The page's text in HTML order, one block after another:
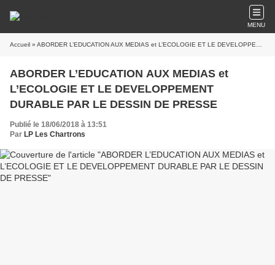
MENU
Accueil » ABORDER L’EDUCATION AUX MEDIAS et L’ECOLOGIE ET LE DEVELOPPEMENT DURABLE PAR LE DESSIN DE PRESSE
ABORDER L’EDUCATION AUX MEDIAS et
L’ECOLOGIE ET LE DEVELOPPEMENT
DURABLE PAR LE DESSIN DE PRESSE
Publié le 18/06/2018 à 13:51
Par LP Les Chartrons